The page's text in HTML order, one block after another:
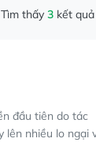
Tìm thấy 3 kết quả
đầu tiên do tác
lên nhiều lo ngại